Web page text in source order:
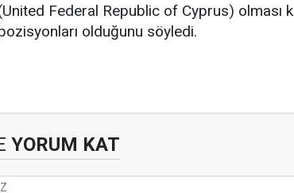
Federal Republic of Cyprus) olması
olduğunu söyledi.
YORUM KAT